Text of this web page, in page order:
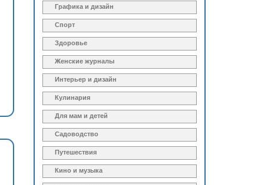
Графика и дизайн
Спорт
Здоровье
Женские журналы
Интерьер и дизайн
Кулинария
Для мам и детей
Садоводство
Путешествия
Кино и музыка